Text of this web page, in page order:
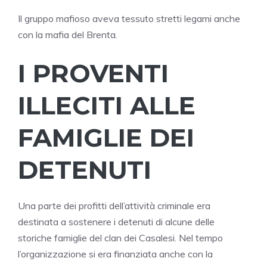
Il gruppo mafioso aveva tessuto stretti legami anche
con la mafia del Brenta.
I PROVENTI
ILLECITI ALLE
FAMIGLIE DEI
DETENUTI
Una parte dei profitti dell’attività criminale era
destinata a sostenere i detenuti di alcune delle
storiche famiglie del clan dei Casalesi. Nel tempo
l’organizzazione si era finanziata anche con la